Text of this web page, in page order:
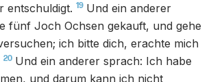
entschuldigt. 19 Und ein anderer
fünf Joch Ochsen gekauft, und gehe
ich bitte dich, erachte mich
20 Und ein anderer sprach: Ich habe
und darum kann ich nicht